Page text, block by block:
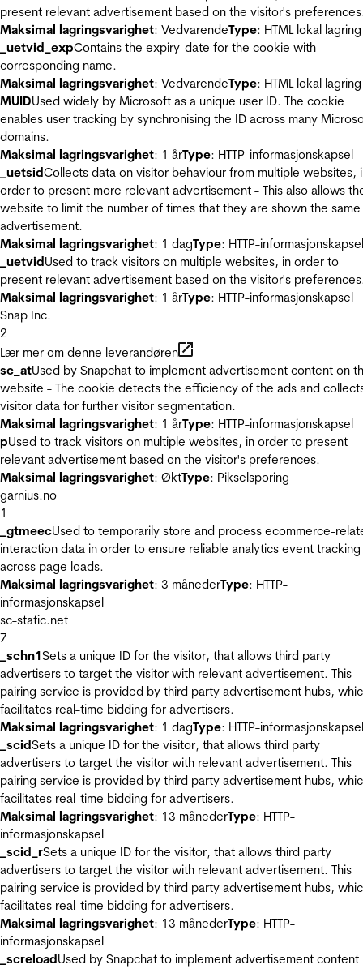
present relevant advertisement based on the visitor's
Maksimal lagringsvarighet: VedvarendeType: HTML lokal lagring
_uetvid_expContains the expiry-date for the cookie with
corresponding name.
Maksimal lagringsvarighet: VedvarendeType: HTML lokal lagring
MUIDUsed widely by Microsoft as a unique user ID. The cookie
enables user tracking by synchronising the ID across many
domains.
Maksimal lagringsvarighet: 1 årType: HTTP-informasjonskapsel
_uetsidCollects data on visitor behaviour from multiple websites,
order to present more relevant advertisement - This also allows
website to limit the number of times that they are shown the same
advertisement.
Maksimal lagringsvarighet: 1 dagType: HTTP-informasjonskapsel
_uetvidUsed to track visitors on multiple websites, in order to
present relevant advertisement based on the visitor's
Maksimal lagringsvarighet: 1 årType: HTTP-informasjonskapsel
Snap Inc.
2
Lær mer om denne leverandøren
sc_atUsed by Snapchat to implement advertisement content on
website - The cookie detects the efficiency of the ads and
visitor data for further visitor segmentation.
Maksimal lagringsvarighet: 1 årType: HTTP-informasjonskapsel
pUsed to track visitors on multiple websites, in order to present
relevant advertisement based on the visitor's preferences.
Maksimal lagringsvarighet: ØktType: Pikselsporing
garnius.no
1
_gtmeecUsed to temporarily store and process ecommerce-
interaction data in order to ensure reliable analytics event tracking
across page loads.
Maksimal lagringsvarighet: 3 månederType: HTTP-
informasjonskapsel
sc-static.net
7
_schn1Sets a unique ID for the visitor, that allows third party
advertisers to target the visitor with relevant advertisement. This
pairing service is provided by third party advertisement hubs,
facilitates real-time bidding for advertisers.
Maksimal lagringsvarighet: 1 dagType: HTTP-informasjonskapsel
_scidSets a unique ID for the visitor, that allows third party
advertisers to target the visitor with relevant advertisement. This
pairing service is provided by third party advertisement hubs,
facilitates real-time bidding for advertisers.
Maksimal lagringsvarighet: 13 månederType: HTTP-
informasjonskapsel
_scid_rSets a unique ID for the visitor, that allows third party
advertisers to target the visitor with relevant advertisement. This
pairing service is provided by third party advertisement hubs,
facilitates real-time bidding for advertisers.
Maksimal lagringsvarighet: 13 månederType: HTTP-
informasjonskapsel
_screloadUsed by Snapchat to implement advertisement content